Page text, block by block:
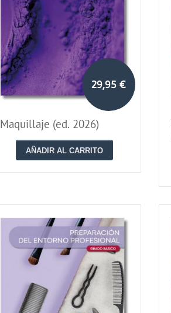
29,95 €
Maquillaje (ed. 2026)
AÑADIR AL CARRITO